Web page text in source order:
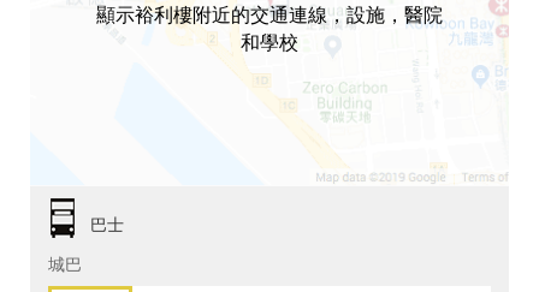
顯示裕利樓附近的交通連線，設施，醫院
和學校
巴士
城巴